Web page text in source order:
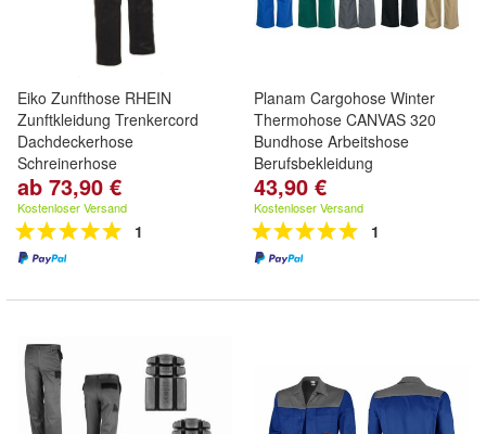
Eiko Zunfthose RHEIN
Zunftkleidung Trenkercord
Dachdeckerhose
Schreinerhose
ab 73,90 €
Kostenloser Versand
1
Planam Cargohose Winter
Thermohose CANVAS 320
Bundhose Arbeitshose
Berufsbekleidung
43,90 €
Kostenloser Versand
1